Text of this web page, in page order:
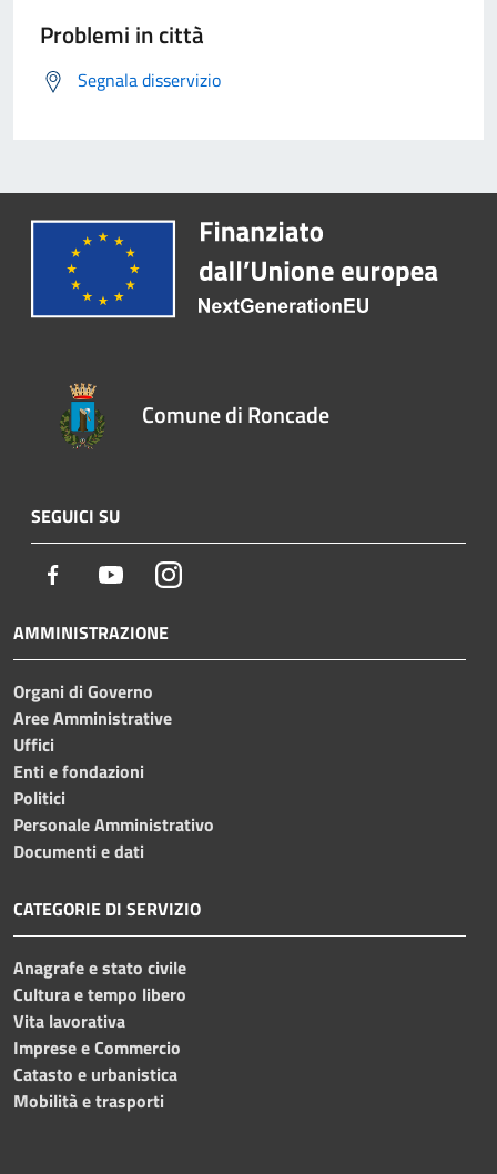
Problemi in città
Segnala disservizio
Comune di Roncade
SEGUICI SU
Facebook YoutubeInstagram
AMMINISTRAZIONE
Organi di Governo
Aree Amministrative
Uffici
Enti e fondazioni
Politici
Personale Amministrativo
Documenti e dati
CATEGORIE DI SERVIZIO
Anagrafe e stato civile
Cultura e tempo libero
Vita lavorativa
Imprese e Commercio
Catasto e urbanistica
Mobilità e trasporti